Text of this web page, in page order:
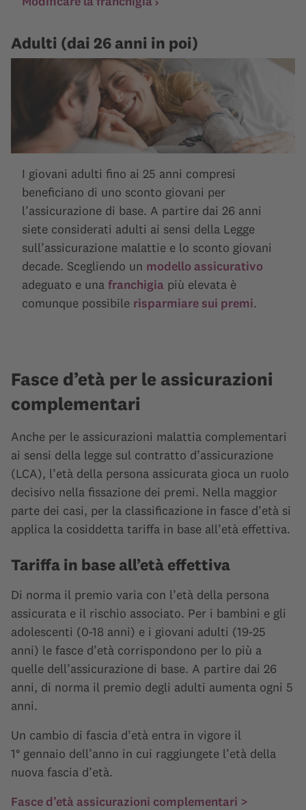
Adulti (dai 26 anni in poi)
I giovani adulti fino ai 25 anni compresi
beneficiano di uno sconto giovani per
l’assicurazione di base. A partire dai 26 anni
siete considerati adulti ai sensi della Legge
sull’assicurazione malattie e lo sconto giovani
decade. Scegliendo un modello assicurativo
adeguato e una franchigia più elevata è
comunque possibile risparmiare sui premi.
Fasce d’età per le assicurazioni
complementari
Anche per le assicurazioni malattia complementari
ai sensi della legge sul contratto d’assicurazione
(LCA), l’età della persona assicurata gioca un ruolo
decisivo nella fissazione dei premi. Nella maggior
parte dei casi, per la classificazione in fasce d’età si
applica la cosiddetta tariffa in base all’età effettiva.
Tariffa in base all’età effettiva
Di norma il premio varia con l’età della persona
assicurata e il rischio associato. Per i bambini e gli
adolescenti (0-18 anni) e i giovani adulti (19-25
anni) le fasce d’età corrispondono per lo più a
quelle dell’assicurazione di base. A partire dai 26
anni, di norma il premio degli adulti aumenta ogni 5
anni.
Un cambio di fascia d’età entra in vigore il
1° gennaio dell’anno in cui raggiungete l’età della
nuova fascia d’età.
Fasce d’età assicurazioni complementari >